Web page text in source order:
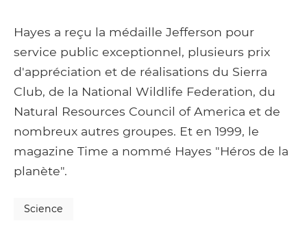
Hayes a reçu la médaille Jefferson pour
service public exceptionnel, plusieurs prix
d'appréciation et de réalisations du Sierra
Club, de la National Wildlife Federation, du
Natural Resources Council of America et de
nombreux autres groupes. Et en 1999, le
magazine Time a nommé Hayes "Héros de la
planète".
Science